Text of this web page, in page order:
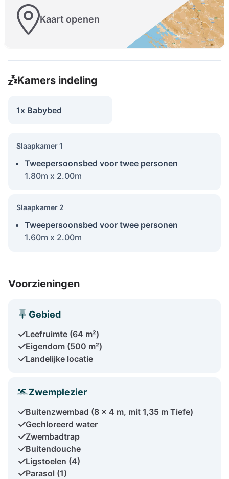
Kaart openen
Kamers indeling
1x Babybed
Slaapkamer 1
Tweepersoonsbed voor twee personen
1.80m x 2.00m
Slaapkamer 2
Tweepersoonsbed voor twee personen
1.60m x 2.00m
Voorzieningen
Gebied
Leefruimte (64 m²)
Eigendom (500 m²)
Landelijke locatie
Zwemplezier
Buitenzwembad (8 x 4 m, mit 1,35 m Tiefe)
Gechloreerd water
Zwembadtrap
Buitendouche
Ligstoelen (4)
Parasol (1)